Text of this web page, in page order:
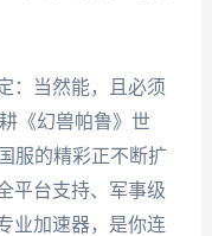
：当然能，且必须
《幻兽帕鲁》世
服的精彩正不断扩
平台支持、军事级
业加速器，是你连